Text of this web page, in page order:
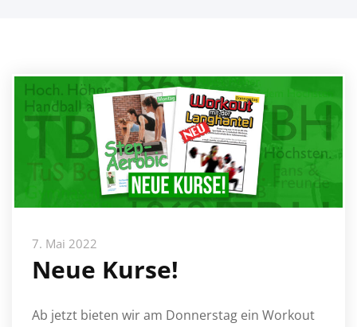
7. Mai 2022
Neue Kurse!
Ab jetzt bieten wir am Donnerstag ein Workout